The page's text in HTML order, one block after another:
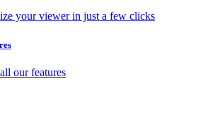
your viewer in just a few clicks
our features